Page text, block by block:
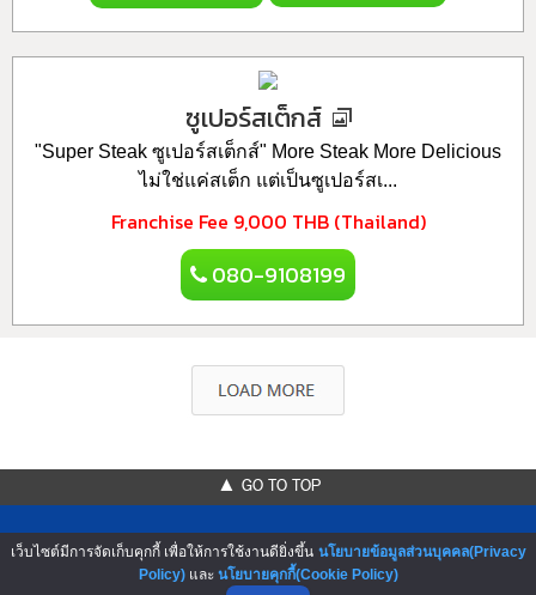
ซูเปอร์สเต็กส์
"Super Steak ซูเปอร์สเต็กส์" More Steak More Delicious
ไม่ใช่แค่สเต็ก แต่เป็นซูเปอร์สเ...
Franchise Fee 9,000 THB (Thailand)
080-9108199
▲ GO TO TOP
เว็บไซต์มีการจัดเก็บคุกกี้ เพื่อให้การใช้งานดียิ่งขึ้น นโยบายข้อมูลส่วนบุคคล(Privacy
Policy)และ นโยบายคุกกี้(Cookie Policy)